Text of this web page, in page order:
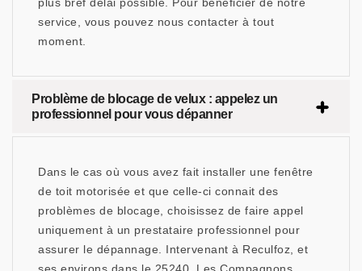
plus bref délai possible. Pour bénéficier de notre
service, vous pouvez nous contacter à tout
moment.
Problème de blocage de velux : appelez un
professionnel pour vous dépanner
Dans le cas où vous avez fait installer une fenêtre
de toit motorisée et que celle-ci connait des
problèmes de blocage, choisissez de faire appel
uniquement à un prestataire professionnel pour
assurer le dépannage. Intervenant à Reculfoz, et